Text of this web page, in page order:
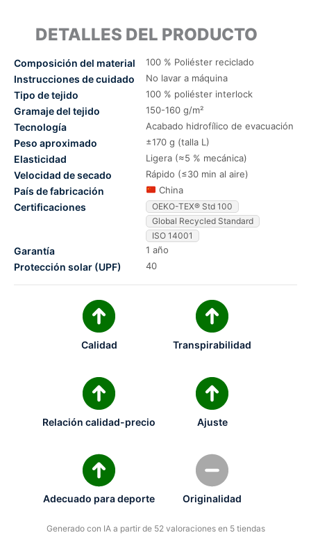
DETALLES DEL PRODUCTO
Composición del material 100 % Poliéster reciclado
Instrucciones de cuidado No lavar a máquina
Tipo de tejido 100 % poliéster interlock
Gramaje del tejido 150-160 g/m²
Tecnología Acabado hidrofílico de evacuación
Peso aproximado ±170 g (talla L)
Elasticidad Ligera (≈5 % mecánica)
Velocidad de secado Rápido (≤30 min al aire)
País de fabricación China
Certificaciones
OEKO-TEX® Std 100
Global Recycled Standard
ISO 14001
Garantía 1 año
Protección solar (UPF) 40
Calidad Transpirabilidad
Relación calidad-precio Ajuste
Adecuado para deporte Originalidad
Generado con IA a partir de 52 valoraciones en 5 tiendas